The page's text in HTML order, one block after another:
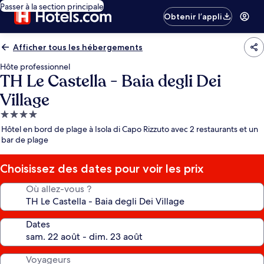
Passer à la section principale
Obtenir l’appli
Afficher tous les hébergements
Hôte professionnel
TH Le Castella - Baia degli Dei
Village
Hébergement
4.0 étoiles
Hôtel en bord de plage à Isola di Capo Rizzuto avec 2 restaurants et un
bar de plage
Choisissez des dates pour voir les prix
Où allez-vous ?
Dates
Voyageurs